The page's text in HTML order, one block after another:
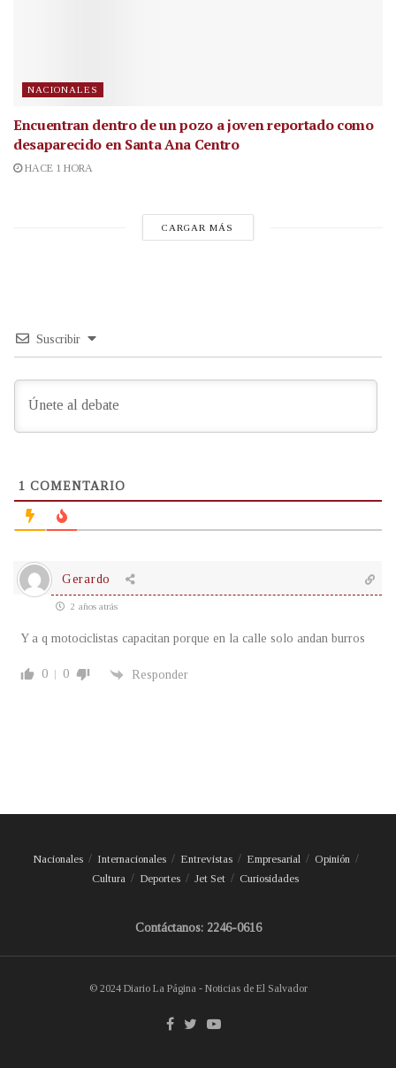
NACIONALES
Encuentran dentro de un pozo a joven reportado como
desaparecido en Santa Ana Centro
HACE 1 HORA
CARGAR MÁS
Suscribir
1 COMENTARIO
Gerardo
2 años atrás
Y a q motociclistas capacitan porque en la calle solo andan burros
0 0 Responder
Nacionales Internacionales Entrevistas Empresarial
Opinión
Cultura
Deportes Jet Set Curiosidades
Contáctanos: 2246-0616
© 2024 Diario La Página - Noticias de El Salvador